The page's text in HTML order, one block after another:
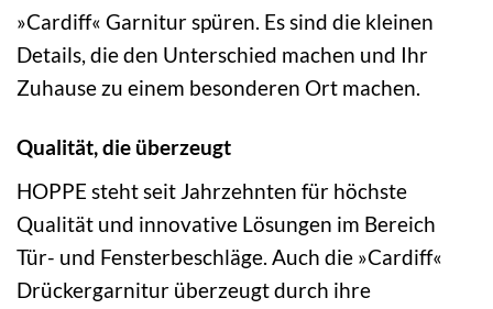
»Cardiff« Garnitur spüren. Es sind die kleinen
Details, die den Unterschied machen und Ihr
Zuhause zu einem besonderen Ort machen.
Qualität, die überzeugt
HOPPE steht seit Jahrzehnten für höchste
Qualität und innovative Lösungen im Bereich
Tür- und Fensterbeschläge. Auch die »Cardiff«
Drückergarnitur überzeugt durch ihre